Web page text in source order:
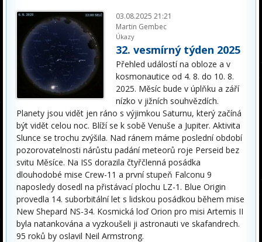
03.08.2025 21:21
Martin Gembec
Úkazy
32. vesmírný týden 2025
Přehled událostí na obloze a v
kosmonautice od 4. 8. do 10. 8.
2025. Měsíc bude v úplňku a září
nízko v jižních souhvězdích.
Planety jsou vidět jen ráno s výjimkou Saturnu, který začíná
být vidět celou noc. Blíží se k sobě Venuše a Jupiter. Aktivita
Slunce se trochu zvýšila. Nad ránem máme poslední období
pozorovatelnosti nárůstu padání meteorů roje Perseid bez
svitu Měsíce. Na ISS dorazila čtyřčlenná posádka
dlouhodobé mise Crew-11 a první stupeň Falconu 9
naposledy dosedl na přistávací plochu LZ-1. Blue Origin
provedla 14. suborbitální let s lidskou posádkou během mise
New Shepard NS-34. Kosmická loď Orion pro misi Artemis II
byla natankována a vyzkoušeli ji astronauti ve skafandrech.
95 roků by oslavil Neil Armstrong.